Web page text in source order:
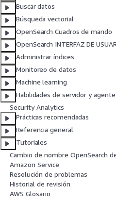
Buscar datos
Búsqueda vectorial
OpenSearch Cuadros de mando
OpenSearch INTERFAZ DE
Administrar índices
Monitoreo de datos
Machine learning
Habilidades de servidor y agente
Security Analytics
Prácticas recomendadas
Referencia general
Tutoriales
Cambio de nombre OpenSearch
Amazon Service
Resolución de problemas
Historial de revisión
AWS Glosario